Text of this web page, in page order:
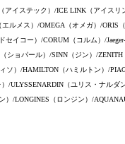
アイステック）/ICE LINK（アイス
ルメス）/OMEGA（オメガ）/ORIS
イコー）/CORUM（コルム）/
ョパール）/SINN（ジン）/ZENITH
ソ）/HAMILTON（ハミルトン）/
/ULYSSENARDIN（ユリス・ナルダ
）/LONGINES（ロンジン）/